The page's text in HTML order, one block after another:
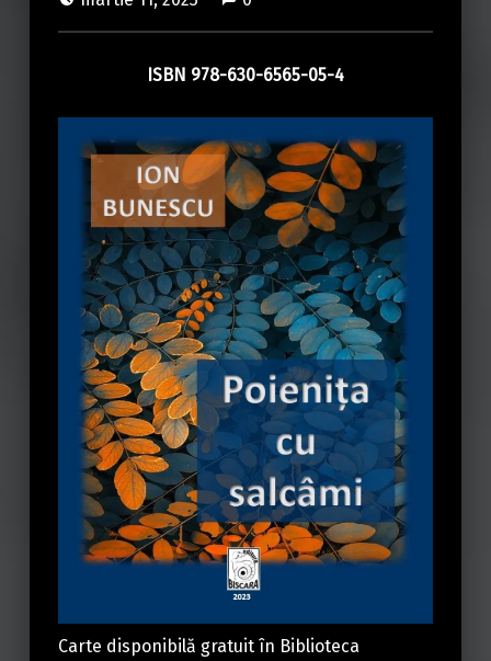
ISBN 978-630-6565-05-4
Carte disponibilă gratuit în Biblioteca